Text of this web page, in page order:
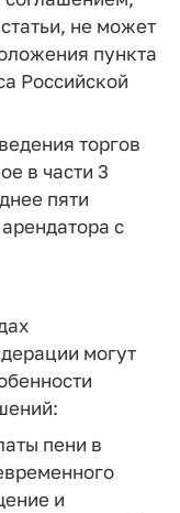
не может
пункта
Российской
торгов
в части 3
пяти
с
могут
пени в
и